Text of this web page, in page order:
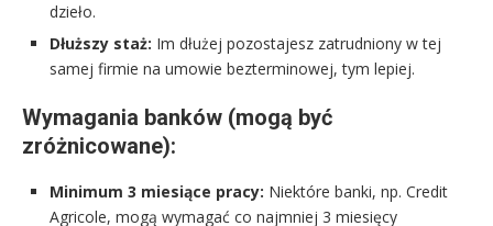
dzieło.
Dłuższy staż: Im dłużej pozostajesz zatrudniony w tej
samej firmie na umowie bezterminowej, tym lepiej.
Wymagania banków (mogą być
zróżnicowane):
Minimum 3 miesiące pracy: Niektóre banki, np. Credit
Agricole, mogą wymagać co najmniej 3 miesięcy